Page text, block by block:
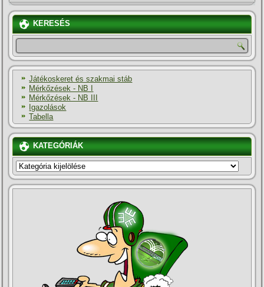
KERESÉS
Játékoskeret és szakmai stáb
Mérkőzések - NB I
Mérkőzések - NB III
Igazolások
Tabella
KATEGÓRIÁK
KATEGÓRIÁK